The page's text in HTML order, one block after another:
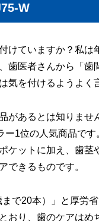
W
けていますか？私は
歯医者さんから「歯
気を付けるようよく
があるとは知りませ
ー1位の人気商品で
ケットに加え、歯茎
できるものです。
まで20本）」と厚労
おり、歯のケアはめ